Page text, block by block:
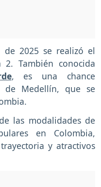
de 2025 se realizó el
También conocida
, es una chance
de Medellín, que se
las modalidades de
en Colombia,
y atractivos